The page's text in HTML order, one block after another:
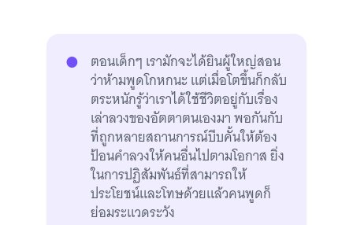
ตอนเด็กๆ เรามักจะได้ยินผู้ใหญ่สอน
ว่าห้ามพูดโกหกนะ แต่เมื่อโตขึ้นก็กลับ
ตระหนักรู้ว่าเราได้ใช้ชีวิตอยู่กับเรื่อง
เล่าลวงของอัตตาตนเองมา พอกันกับ
ที่ถูกหลายสถานการณ์บีบคั้นให้ต้อง
ป้อนคำลวงให้คนอื่นไปตามโอกาส ยิ่ง
ในการปฏิสัมพันธ์ที่สามารถให้
ประโยชน์และโทษด้วยแล้วคนพูดก็
ย่อมระแวดระวัง